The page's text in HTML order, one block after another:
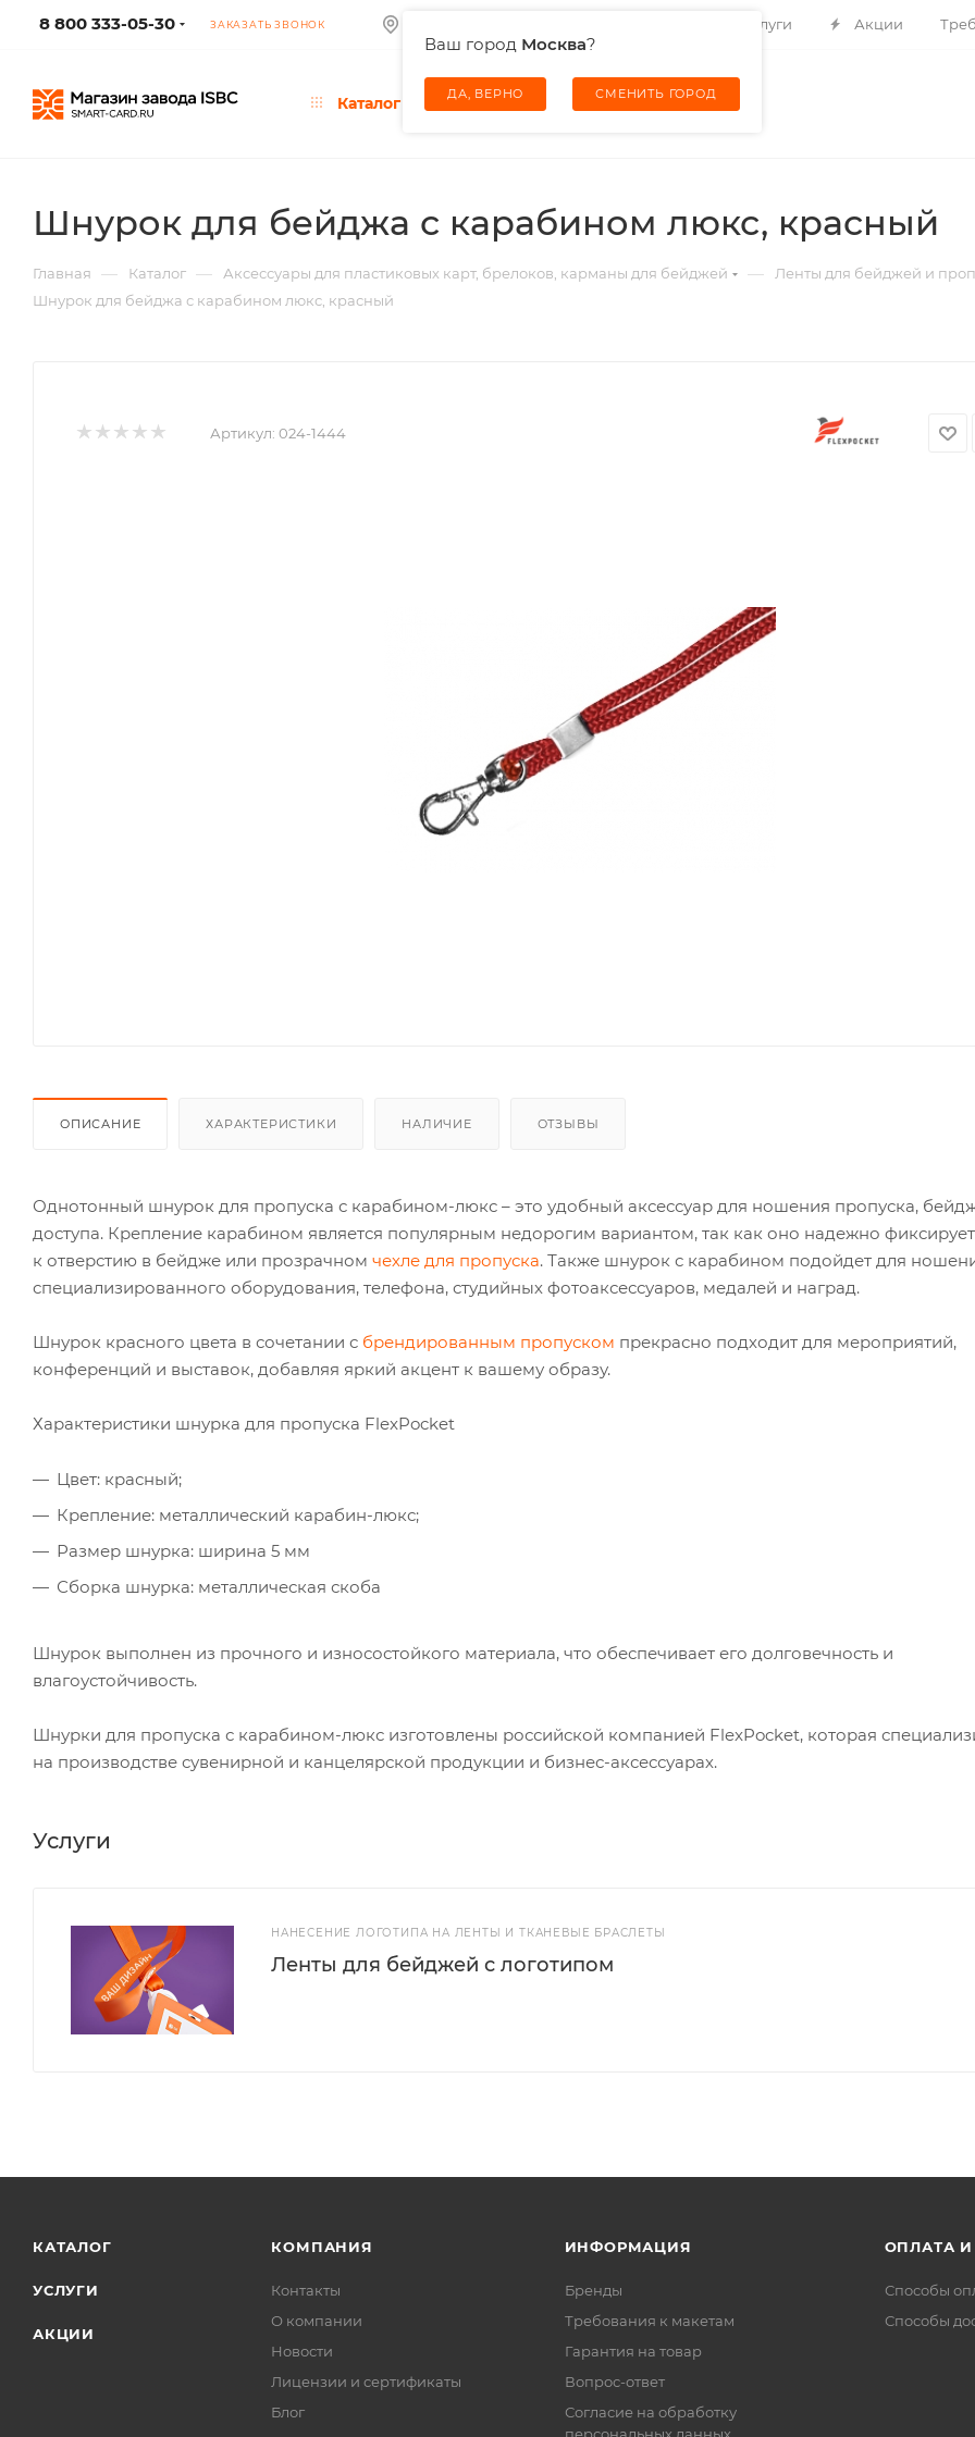
8 800 333-05-30 ЗАКАЗАТЬ ЗВОНОК
Ваш город Москва?
ДА, ВЕРНО СМЕНИТЬ ГОРОД
Услуги Акции
Каталог
Шнурок для бейджа с карабином люкс, красный
Главная — Каталог — Аксессуары для пластиковых карт, брелоков, карманы для бейджей — Ленты для бейджей и
Шнурок для бейджа с карабином люкс, красный
Артикул: 024-1444
ОПИСАНИЕ ХАРАКТЕРИСТИКИ НАЛИЧИЕ ОТЗЫВЫ
Однотонный шнурок для пропуска с карабином-люкс – это удобный аксессуар для ношения пропуска,
доступа. Крепление карабином является популярным недорогим вариантом, так как оно надежно
к отверстию в бейдже или прозрачном чехле для пропуска. Также шнурок с карабином подойдет для
специализированного оборудования, телефона, студийных фотоаксессуаров, медалей и наград.
Шнурок красного цвета в сочетании с брендированным пропуском прекрасно подходит для мероприятий,
конференций и выставок, добавляя яркий акцент к вашему образу.
Характеристики шнурка для пропуска FlexPocket
Цвет: красный;
Крепление: металлический карабин-люкс;
Размер шнурка: ширина 5 мм
Сборка шнурка: металлическая скоба
Шнурок выполнен из прочного и износостойкого материала, что обеспечивает его долговечность и
влагоустойчивость.
Шнурки для пропуска с карабином-люкс изготовлены российской компанией FlexPocket, которая
на производстве сувенирной и канцелярской продукции и бизнес-аксессуарах.
Услуги
НАНЕСЕНИЕ ЛОГОТИПА НА ЛЕНТЫ И ТКАНЕВЫЕ БРАСЛЕТЫ
Ленты для бейджей с логотипом
КАТАЛОГ
УСЛУГИ
АКЦИИ
КОМПАНИЯ
Контакты
О компании
Новости
Лицензии и сертификаты
Блог
ИНФОРМАЦИЯ
Бренды
Требования к макетам
Гарантия на товар
Вопрос-ответ
Согласие на обработку
ОПЛАТА
Способы
Способы